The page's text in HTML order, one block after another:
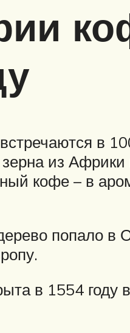
в
из
кофе – в
попало
в 1554